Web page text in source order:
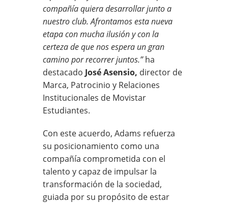
compañía quiera desarrollar junto a
nuestro club. Afrontamos esta nueva
etapa con mucha ilusión y con la
certeza de que nos espera un gran
camino por recorrer juntos.”ha
destacado José Asensio, director de
Marca, Patrocinio y Relaciones
Institucionales de Movistar
Estudiantes.
Con este acuerdo, Adams refuerza
su posicionamiento como una
compañía comprometida con el
talento y capaz de impulsar la
transformación de la sociedad,
guiada por su propósito de estar